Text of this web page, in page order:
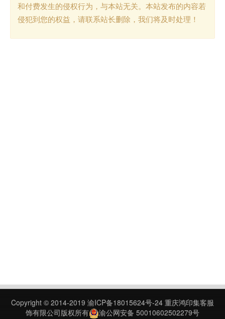
和付费发生的侵权行为，与本站无关。本站发布的内容若
侵犯到您的权益，请联系站长删除，我们将及时处理！
Copyright © 2014-2019 渝ICP备18015624号-24 重庆鸿印集客服
饰有限公司版权所有
渝公网安备 50010602502279号